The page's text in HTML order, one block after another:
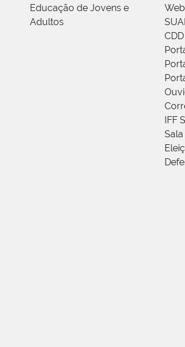
Educação de Jovens e
Adultos
CDD
IFF